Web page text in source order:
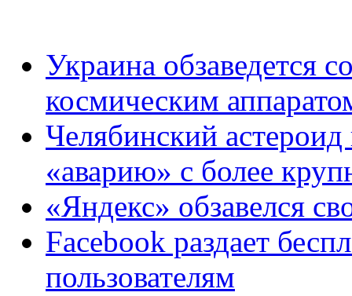
Украина обзаведется
космическим
Челябинский
«аварию» с более
«Яндекс» обзавелся
Facebook раздает
пользователям